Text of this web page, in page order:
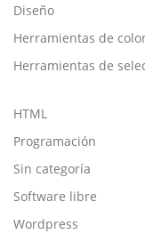
Diseño
Herramientas de
Herramientas de
HTML
Programación
Sin categoría
Software libre
Wordpress